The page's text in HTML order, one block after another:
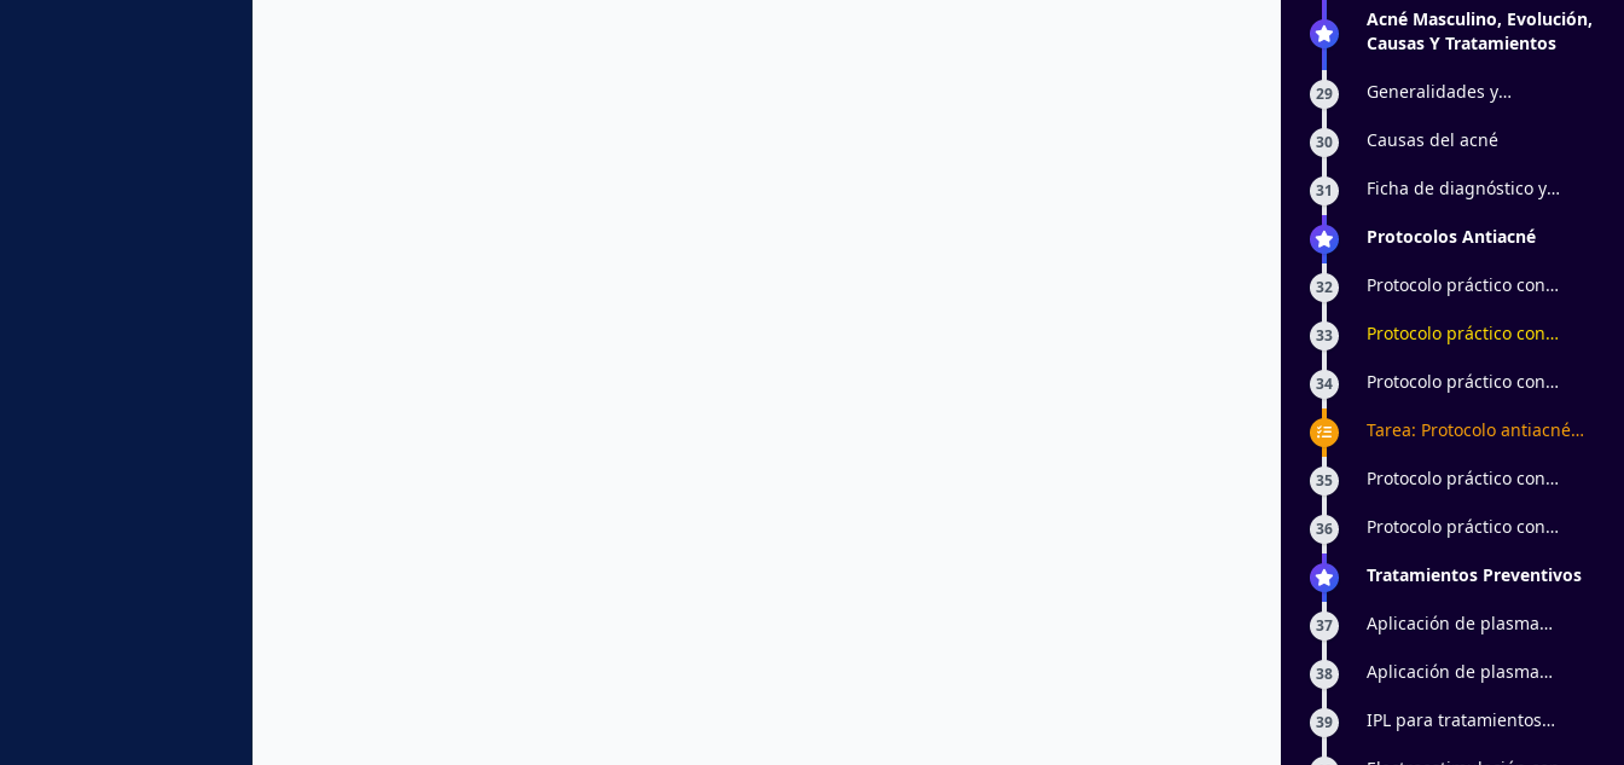
facial: parte 2
Acné Masculino, Evolución,
Causas Y Tratamientos
29
Generalidades y
30 Causas del acné
31
Ficha de diagnóstico y
Protocolos Antiacné
32
Protocolo práctico con
33
Protocolo práctico con
34
Protocolo práctico con
Tarea: Protocolo antiacné
35
Protocolo práctico con
36
Protocolo práctico con
Tratamientos Preventivos
37
Aplicación de plasma
electroporación: parte 1
38
Aplicación de plasma
electroporación: parte 2
39
IPL para tratamientos